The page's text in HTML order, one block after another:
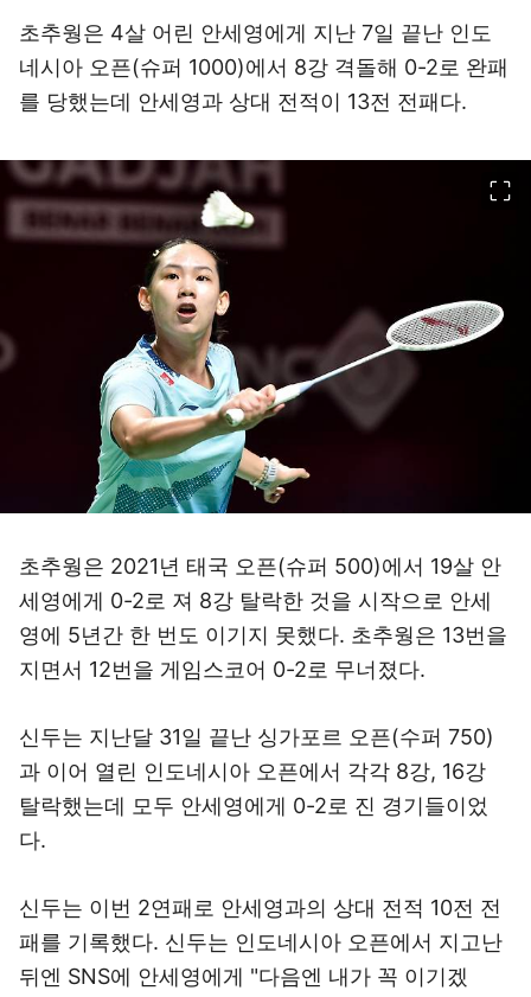
초추웡은 4살 어린 안세영에게 지난 7일 끝난 인도
네시아 오픈(슈퍼 1000)에서 8강 격돌해 0-2로 완패
를 당했는데 안세영과 상대 전적이 13전 전패다.
초추웡은 2021년 태국 오픈(슈퍼 500)에서 19살 안
세영에게 0-2로 져 8강 탈락한 것을 시작으로 안세
영에 5년간 한 번도 이기지 못했다. 초추웡은 13번을
지면서 12번을 게임스코어 0-2로 무너졌다.
신두는 지난달 31일 끝난 싱가포르 오픈(수퍼 750)
과 이어 열린 인도네시아 오픈에서 각각 8강, 16강
탈락했는데 모두 안세영에게 0-2로 진 경기들이었
다.
신두는 이번 2연패로 안세영과의 상대 전적 10전 전
패를 기록했다. 신두는 인도네시아 오픈에서 지고난
뒤엔 SNS에 안세영에게 "다음엔 내가 꼭 이기겠